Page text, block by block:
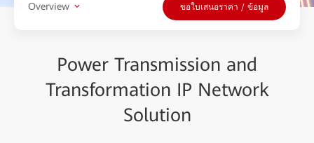
Overview ขอใบเสนอราคา / ข้อมูล
Power Transmission and
Transformation IP Network
Solution